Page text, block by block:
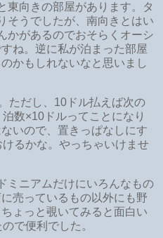
東向きの部屋があります。タ
そうでしたが、南向きとはい
かがあるのでおそらくオーシ
ね。逆に私が泊まった部屋
かもしれないなと思いまし
ただし、10ドル払えば次の
数×10ドルってことになり
いので、置きっぱなしにす
るかな。やっちゃいけませ
ミニアムだけにいろんなもの
売っているもの以外にも野
ょっと覗いてみると面白い
で便利でした。